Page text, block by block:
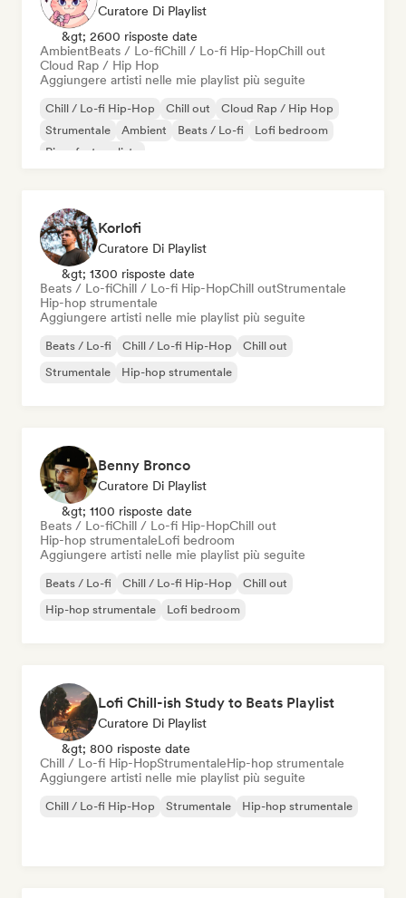
Curatore Di Playlist
&gt; 2600 risposte date
AmbientBeats / Lo-fiChill / Lo-fi Hip-HopChill out
Cloud Rap / Hip Hop
Aggiungere artisti nelle mie playlist più seguite
Chill / Lo-fi Hip-Hop Chill out
Cloud Rap / Hip Hop
Strumentale
Ambient Beats / Lo-fi
Lofi bedroom
Pianoforte solista
Korlofi
Curatore Di Playlist
&gt; 1300 risposte date
Beats / Lo-fiChill / Lo-fi Hip-HopChill outStrumentale
Hip-hop strumentale
Aggiungere artisti nelle mie playlist più seguite
Beats / Lo-fi Chill / Lo-fi Hip-Hop
Chill out
Strumentale
Hip-hop strumentale
Benny Bronco
Curatore Di Playlist
&gt; 1100 risposte date
Beats / Lo-fiChill / Lo-fi Hip-HopChill out
Hip-hop strumentaleLofi bedroom
Aggiungere artisti nelle mie playlist più seguite
Beats / Lo-fi Chill / Lo-fi Hip-Hop
Chill out
Hip-hop strumentale
Lofi bedroom
Lofi Chill-ish Study to Beats Playlist
Curatore Di Playlist
&gt; 800 risposte date
Chill / Lo-fi Hip-HopStrumentaleHip-hop strumentale
Aggiungere artisti nelle mie playlist più seguite
Chill / Lo-fi Hip-Hop Strumentale Hip-hop strumentale